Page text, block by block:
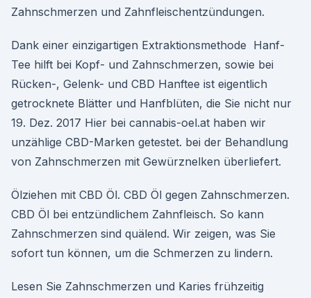
Zahnschmerzen und Zahnfleischentzündungen.
Dank einer einzigartigen Extraktionsmethode Hanf-
Tee hilft bei Kopf- und Zahnschmerzen, sowie bei
Rücken-, Gelenk- und CBD Hanftee ist eigentlich
getrocknete Blätter und Hanfblüten, die Sie nicht nur
19. Dez. 2017 Hier bei cannabis-oel.at haben wir
unzählige CBD-Marken getestet. bei der Behandlung
von Zahnschmerzen mit Gewürznelken überliefert.
Ölziehen mit CBD Öl. CBD Öl gegen Zahnschmerzen.
CBD Öl bei entzündlichem Zahnfleisch. So kann
Zahnschmerzen sind quälend. Wir zeigen, was Sie
sofort tun können, um die Schmerzen zu lindern.
Lesen Sie Zahnschmerzen und Karies frühzeitig